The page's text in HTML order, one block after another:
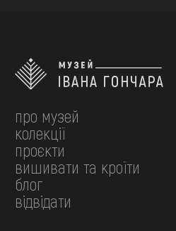
про музей
колекції
проєкти
вишивати та кроїти
блог
відвідати